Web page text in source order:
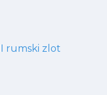
rumski zlot